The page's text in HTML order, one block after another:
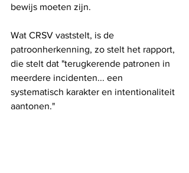
bewijs moeten zijn.
Wat CRSV vaststelt, is de
patroonherkenning, zo stelt het rapport,
die stelt dat "terugkerende patronen in
meerdere incidenten... een
systematisch karakter en intentionaliteit
aantonen."